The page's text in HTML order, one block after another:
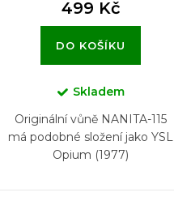
499 Kč
DO KOŠÍKU
Skladem
Originální vůně NANITA-115
má podobné složení jako YSL
Opium (1977)